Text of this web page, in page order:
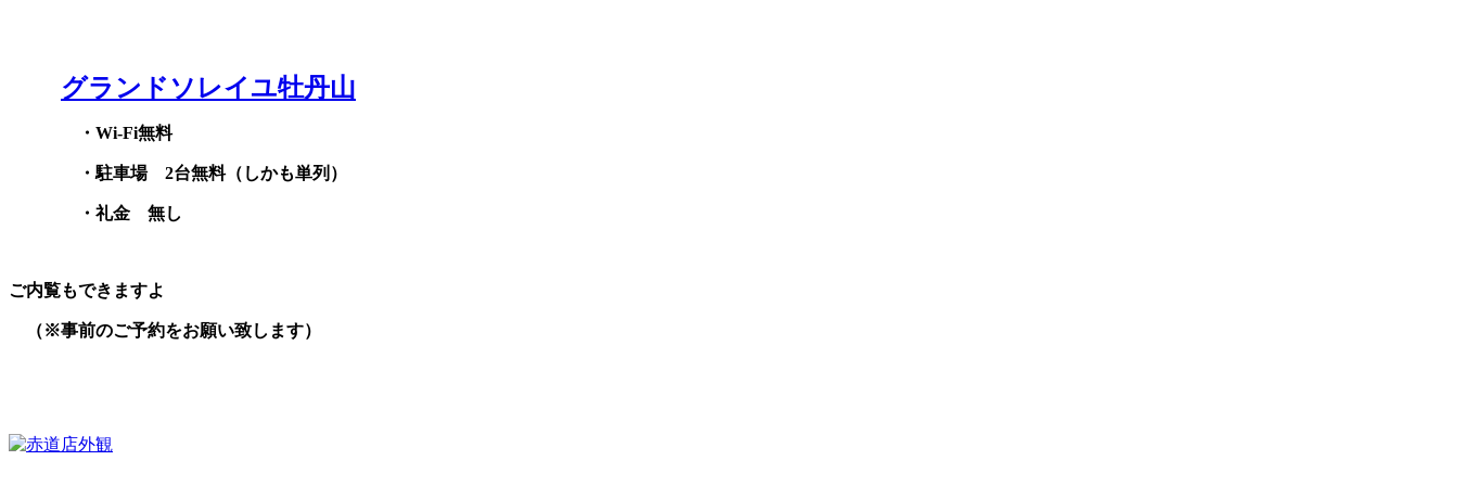
グランドソレイユ牡丹山
・Wi-Fi無料
・駐車場 2台無料（しかも単列）
・礼金 無し
ご内覧もできますよ
（※事前のご予約をお願い致します）